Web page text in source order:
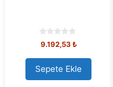
0
o
u
t
o
f
9.192,53 ₺
Sepete Ekle